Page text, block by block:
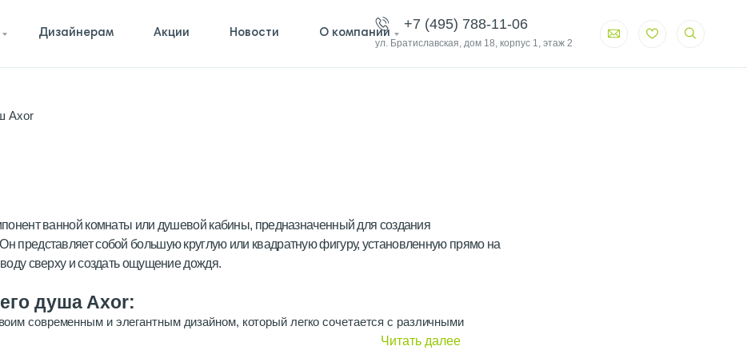
Дизайнерам Акции Новости О компании
+7 (495) 788-11-06
ул. Братиславская, дом 18, корпус 1, этаж 2
Axor
ванной комнаты или душевой кабины, предназначенный для создания
представляет собой большую круглую или квадратную фигуру, установленную прямо на
сверху и создать ощущение дождя.
душа Axor:
современным и элегантным дизайном, который легко сочетается с различными
моделей и отделок, от классических до современных, чтобы удовлетворить ваши
Читать далее